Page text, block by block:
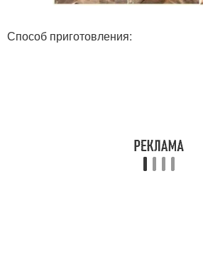
Способ приготовления: